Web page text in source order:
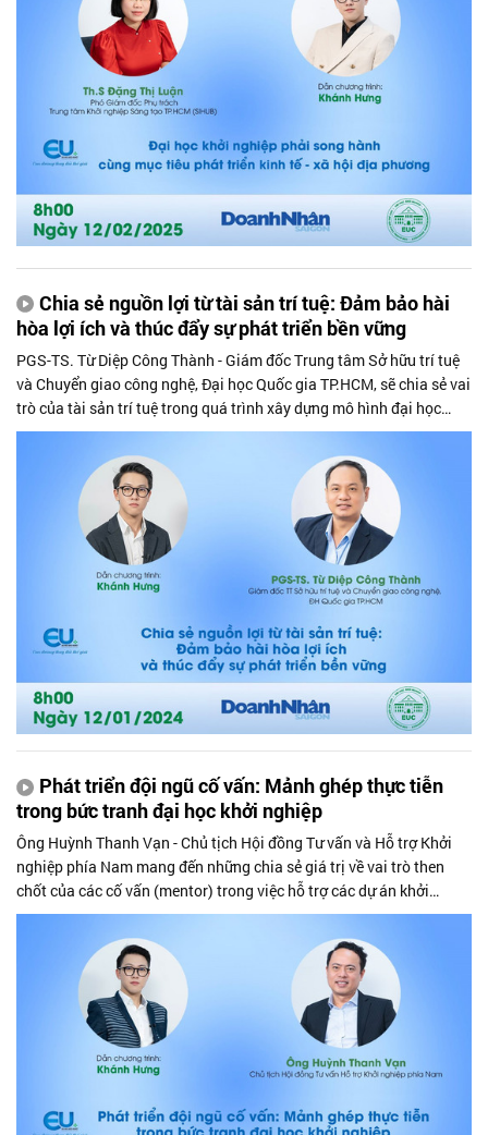
hiện thực hóa mô hình này...
Chia sẻ nguồn lợi từ tài sản trí tuệ: Đảm bảo hài
hòa lợi ích và thúc đẩy sự phát triển bền vững
PGS-TS. Từ Diệp Công Thành - Giám đốc Trung tâm Sở hữu trí tuệ
và Chuyển giao công nghệ, Đại học Quốc gia TP.HCM, sẽ chia sẻ vai
trò của tài sản trí tuệ trong quá trình xây dựng mô hình đại học
khởi nghiệp. Đồng thời, ông đề xuất cách chia sẻ nguồn lợi từ loại
tài sản này, đảm bảo sự hài hòa lợi ích và thúc đẩy sự phát triển
bền vững, thông qua bốn nguyên tắc cốt lõi: Công bằng - minh
bạch - khuyến khích - bền vững.
Phát triển đội ngũ cố vấn: Mảnh ghép thực tiễn
trong bức tranh đại học khởi nghiệp
Ông Huỳnh Thanh Vạn - Chủ tịch Hội đồng Tư vấn và Hỗ trợ Khởi
nghiệp phía Nam mang đến những chia sẻ giá trị về vai trò then
chốt của các cố vấn (mentor) trong việc hỗ trợ các dự án khởi
nghiệp của sinh viên. Đồng thời, ông cũng đề xuất những tiêu chí
đánh giá hiệu quả của hoạt động này khi các trường hướng tới mô
hình đại học khởi nghiệp.